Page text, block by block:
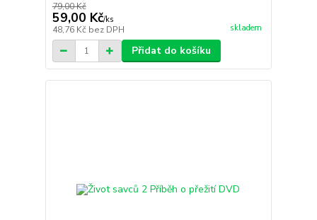
79,00 Kč
59,00 Kč/ks
48,76 Kč bez DPH skladem
Přidat do košíku